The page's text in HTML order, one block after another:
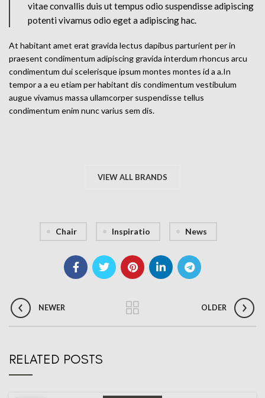
vitae convallis duis ut tempus odio suspendisse adipiscing
potenti vivamus odio eget a adipiscing hac.
At habitant amet erat gravida lectus dapibus parturient per in
praesent condimentum adipiscing gravida interdum rhoncus arcu
condimentum dui scelerisque ipsum montes montes id a a.In
tempor a a eu etiam per habitant dis condimentum vestibulum
augue vivamus massa ullamcorper suspendisse tellus
condimentum enim nunc varius sem dis.
VIEW ALL BRANDS
Chair Inspiratio News
NEWER OLDER
RELATED POSTS